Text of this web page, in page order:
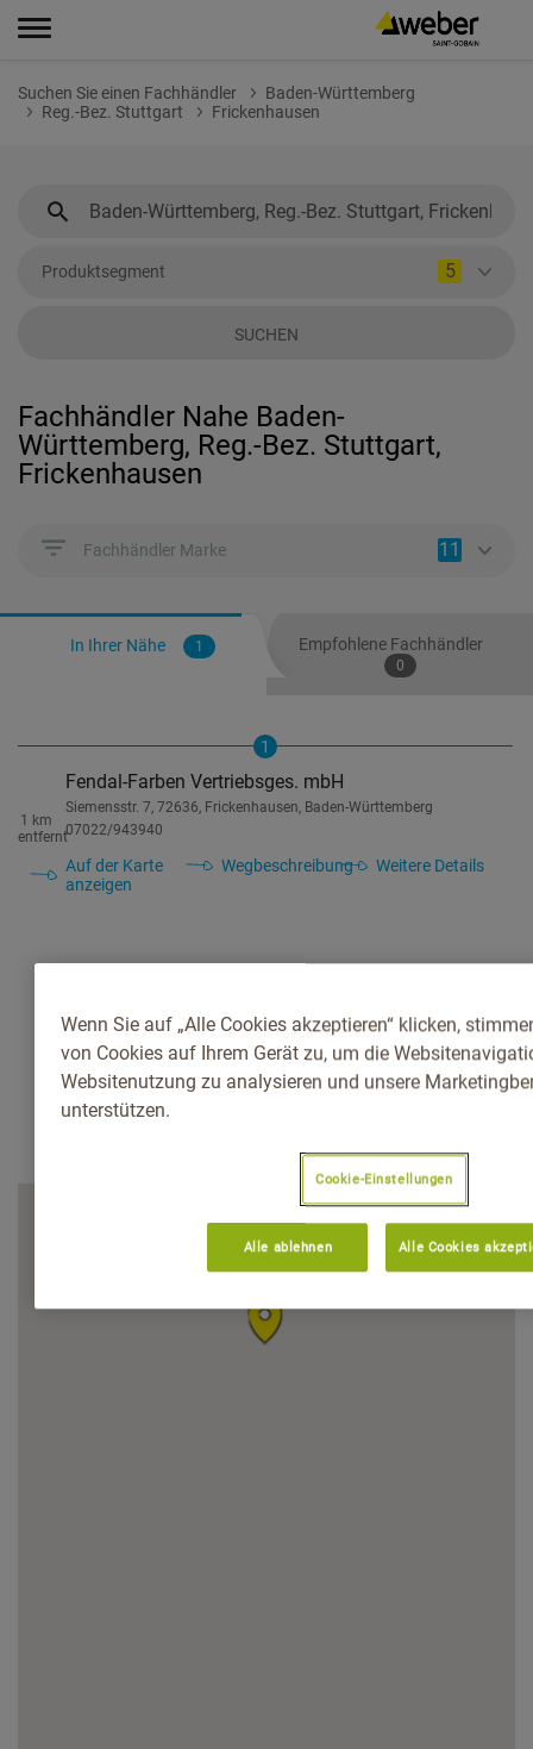
Suchen Sie einen Fachhändler
Baden-Württemberg
Reg.-Bez. Stuttgart
Frickenhausen
Produktsegment 5
SUCHEN
Fachhändler Nahe Baden-
Württemberg, Reg.-Bez. Stuttgart,
Frickenhausen
Fachhändler Marke 11
In Ihrer Nähe 1 Empfohlene Fachhändler
0
1
Fendal-Farben Vertriebsges. mbH
Siemensstr. 7, 72636, Frickenhausen, Baden-Württemberg
07022/943940
1 km
entfernt
Auf der Karte
anzeigen
Wegbeschreibung Weitere Details
Wenn Sie auf „Alle Cookies akzeptieren“ klicken,
von Cookies auf Ihrem Gerät zu, um die
Websitenutzung zu analysieren und unsere
unterstützen.
Cookie-Einstellungen
Alle ablehnen Alle Cookies